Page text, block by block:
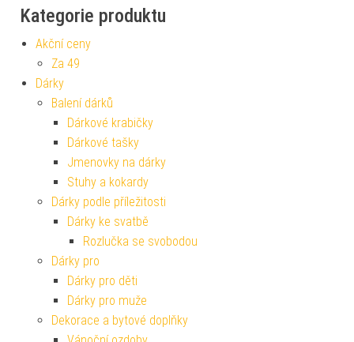
Kategorie produktu
Akční ceny
Za 49
Dárky
Balení dárků
Dárkové krabičky
Dárkové tašky
Jmenovky na dárky
Stuhy a kokardy
Dárky podle příležitosti
Dárky ke svatbě
Rozlučka se svobodou
Dárky pro
Dárky pro děti
Dárky pro muže
Dekorace a bytové doplňky